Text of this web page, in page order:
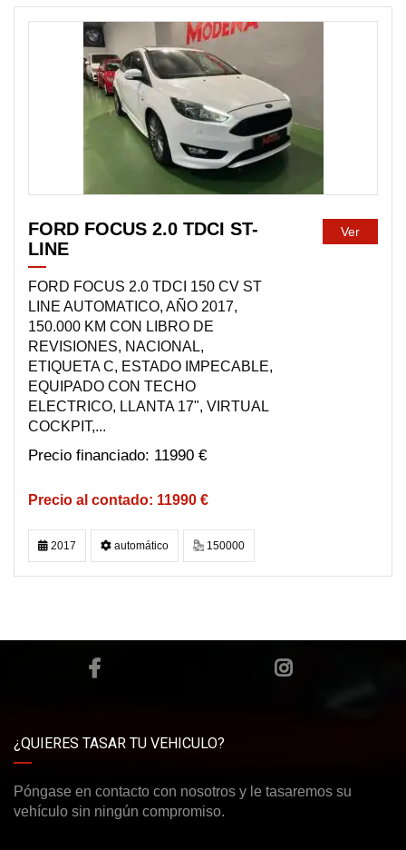
DISPONIBLE
FORD FOCUS 2.0 TDCI ST-
LINE
FORD FOCUS 2.0 TDCI 150 CV ST
LINE AUTOMATICO, AÑO 2017,
150.000 KM CON LIBRO DE
REVISIONES, NACIONAL,
ETIQUETA C, ESTADO IMPECABLE,
EQUIPADO CON TECHO
ELECTRICO, LLANTA 17", VIRTUAL
COCKPIT,...
11990 €
11990 €
Ver
2017 automático 150000
¿QUIERES TASAR TU VEHICULO?
Póngase en contacto con nosotros y le tasaremos su
vehículo sin ningún compromiso.